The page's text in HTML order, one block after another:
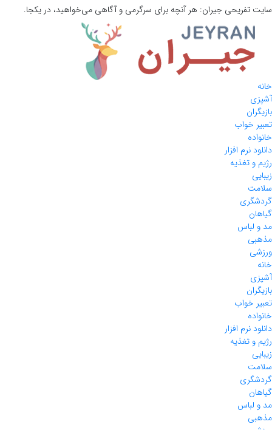
سایت تفریحی جیران: هر آنچه برای سرگرمی و آگاهی می‌خواهید، در یکجا.
خانه
آشپزی
بازیگران
تعبیر خواب
خانواده
دانلود نرم افزار
رژیم و تغذیه
زیبایی
سلامت
گردشگری
گیاهان
مد و لباس
مذهبی
ورزشی
خانه
آشپزی
بازیگران
تعبیر خواب
خانواده
دانلود نرم افزار
رژیم و تغذیه
زیبایی
سلامت
گردشگری
گیاهان
مد و لباس
مذهبی